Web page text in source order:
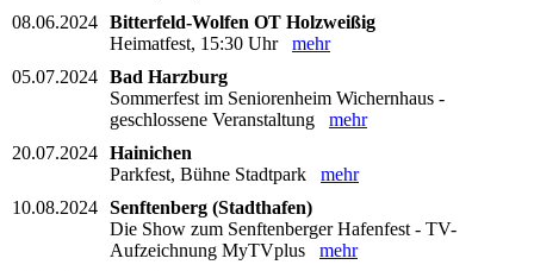
08.06.2024 Bitterfeld-Wolfen OT Holzweißig
Heimatfest, 15:30 Uhr mehr
05.07.2024 Bad Harzburg
Sommerfest im Seniorenheim Wichernhaus -
geschlossene Veranstaltung mehr
20.07.2024 Hainichen
Parkfest, Bühne Stadtpark mehr
10.08.2024 Senftenberg (Stadthafen)
Die Show zum Senftenberger Hafenfest - TV-
Aufzeichnung MyTVplus mehr